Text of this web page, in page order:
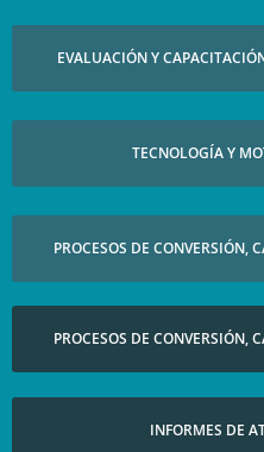
EVALUACIÓN Y
TECNOLOGÍA Y
PROCESOS DE CONVERSIÓN,
PROCESOS DE CONVERSIÓN,
INFORMES DE